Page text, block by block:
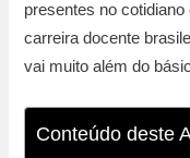
presentes no
carreira docente
vai muito além do
Conteúdo deste